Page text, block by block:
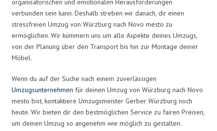
organisatorischen und emotionalen Herausforderungen
verbunden sein kann. Deshalb streben wir danach, dir einen
stressfreien Umzug von Würzburg nach Novo mesto zu
ermöglichen. Wir kümmern uns um alle Aspekte deines Umzugs,
von der Planung über den Transport bis hin zur Montage deiner
Möbel.
Wenn du auf der Suche nach einem zuverlässigen
Umzugsunternehmen für deinen Umzug von Würzburg nach Novo
mesto bist, kontaktiere Umzugsmeister Gerber Würzburg noch
heute. Wir bieten dir den bestmöglichen Service zu fairen Preisen,
um deinen Umzug so angenehm wie möglich zu gestalten.